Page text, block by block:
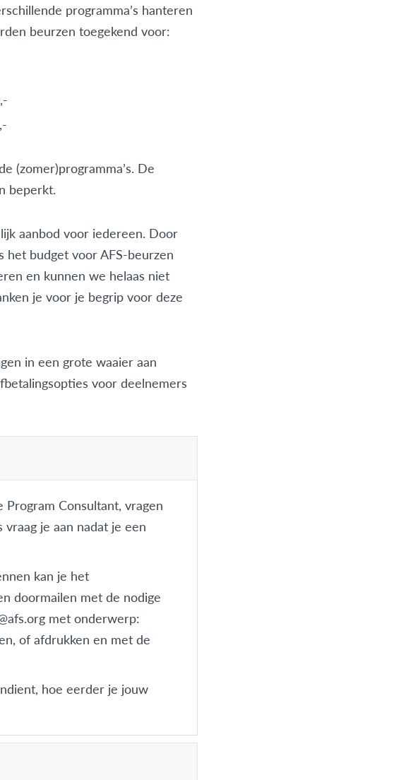
programma’s hanteren
beurzen toegekend voor:
(zomer)programma’s. De
beperkt.
aanbod voor iedereen. Door
het budget voor AFS-beurzen
en kunnen we helaas niet
je voor je begrip voor deze
in een grote waaier aan
voor deelnemers
Consultant, vragen
je aan nadat je een
kan je het
doormailen met de nodige
met onderwerp:
of afdrukken en met de
hoe eerder je jouw